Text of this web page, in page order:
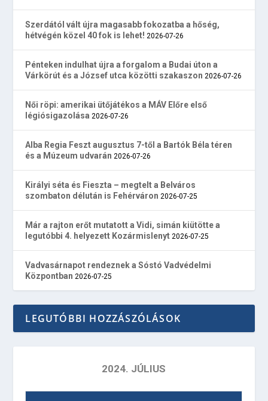
Szerdától vált újra magasabb fokozatba a hőség,
hétvégén közel 40 fok is lehet! 2026-07-26
Pénteken indulhat újra a forgalom a Budai úton a
Várkörút és a József utca közötti szakaszon 2026-07-26
Női röpi: amerikai ütőjátékos a MÁV Előre első
légiósigazolása 2026-07-26
Alba Regia Feszt augusztus 7-től a Bartók Béla téren
és a Múzeum udvarán 2026-07-26
Királyi séta és Fieszta – megtelt a Belváros
szombaton délután is Fehérváron 2026-07-25
Már a rajton erőt mutatott a Vidi, simán kiütötte a
legutóbbi 4. helyezett Kozármislenyt 2026-07-25
Vadvasárnapot rendeznek a Sóstó Vadvédelmi
Központban 2026-07-25
LEGUTÓBBI HOZZÁSZÓLÁSOK
2024. JÚLIUS